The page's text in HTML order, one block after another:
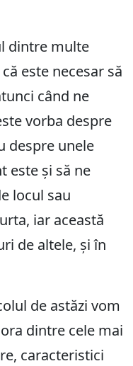
dintre multe
este necesar să
când ne
vorba despre
despre unele
este și să ne
locul sau
iar această
de altele, și în
de astăzi vom
dintre cele mai
caracteristici